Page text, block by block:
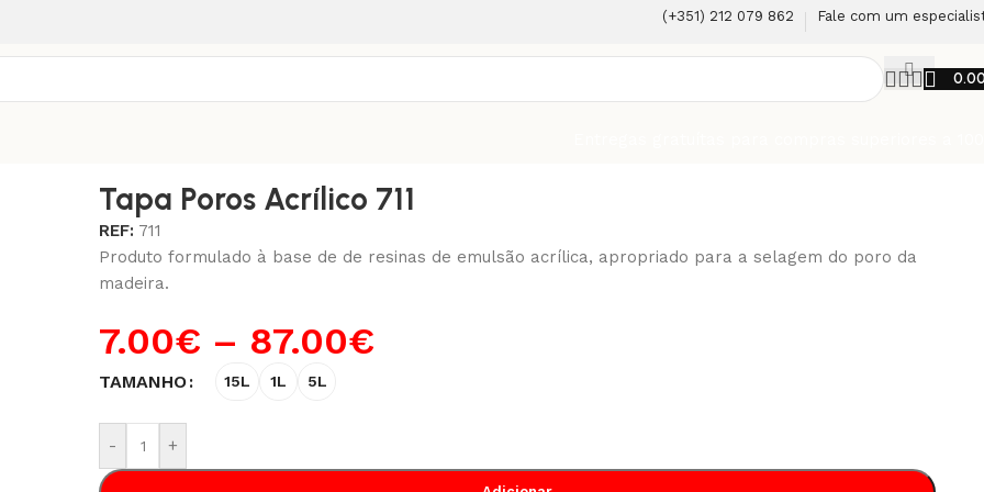
(+351) 212 079 862 Fale com um
Tapa Poros Acrílico 711
REF: 711
Produto formulado à base de de resinas de emulsão acrílica, apropriado para a selagem do poro da
madeira.
7.00€ – 87.00€
TAMANHO 15L 1L 5L
- +